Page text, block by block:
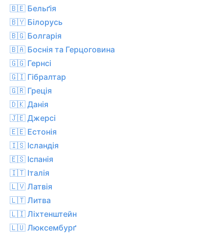
🇧🇪 Бельґія
🇧🇾 Білорусь
🇧🇬 Болгарія
🇧🇦 Боснія та Герцоговина
🇬🇬 Гернсі
🇬🇮 Гібралтар
🇬🇷 Греція
🇩🇰 Данія
🇯🇪 Джерсі
🇪🇪 Естонія
🇮🇸 Ісландія
🇪🇸 Іспанія
🇮🇹 Італія
🇱🇻 Латвія
🇱🇹 Литва
🇱🇮 Ліхтенштейн
🇱🇺 Люксембурґ